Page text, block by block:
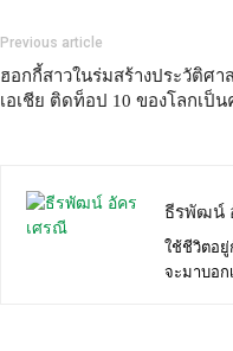
Previous article
ฮอกกี้สาวในร่มสร้างประวัติศา
เอเชีย ติดท็อป​ 10 ของโลกเป็
ธีรพัฒน์
ใช้ชีวิตอยู่
จะมาบอก